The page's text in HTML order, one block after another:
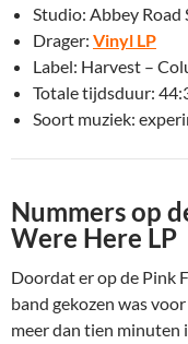
Studio: Abbey Road
Drager: Vinyl LP
Label: Harvest –
Totale tijdsduur:
Soort muziek:
Nummers op
Were Here LP
Doordat er op de Pink
band gekozen was
meer dan tien minuten